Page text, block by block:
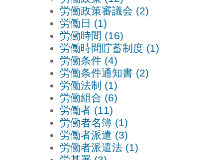
労働政策審議会 (2)
労働日 (1)
労働時間 (16)
労働時間貯蓄制度 (1)
労働条件 (4)
労働条件通知書 (2)
労働法制 (1)
労働組合 (6)
労働者 (11)
労働者名簿 (1)
労働者派遣 (3)
労働者派遣法 (1)